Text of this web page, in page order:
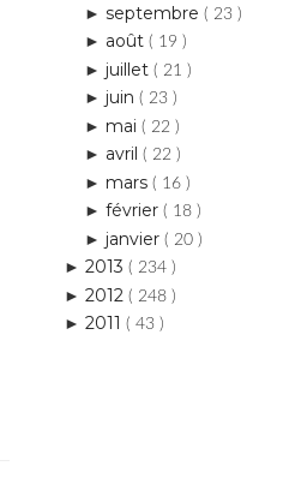
► septembre ( 23 )
► août ( 19 )
► juillet ( 21 )
► juin ( 23 )
► mai ( 22 )
► avril ( 22 )
► mars ( 16 )
► février ( 18 )
► janvier ( 20 )
► 2013 ( 234 )
► 2012 ( 248 )
► 2011 ( 43 )